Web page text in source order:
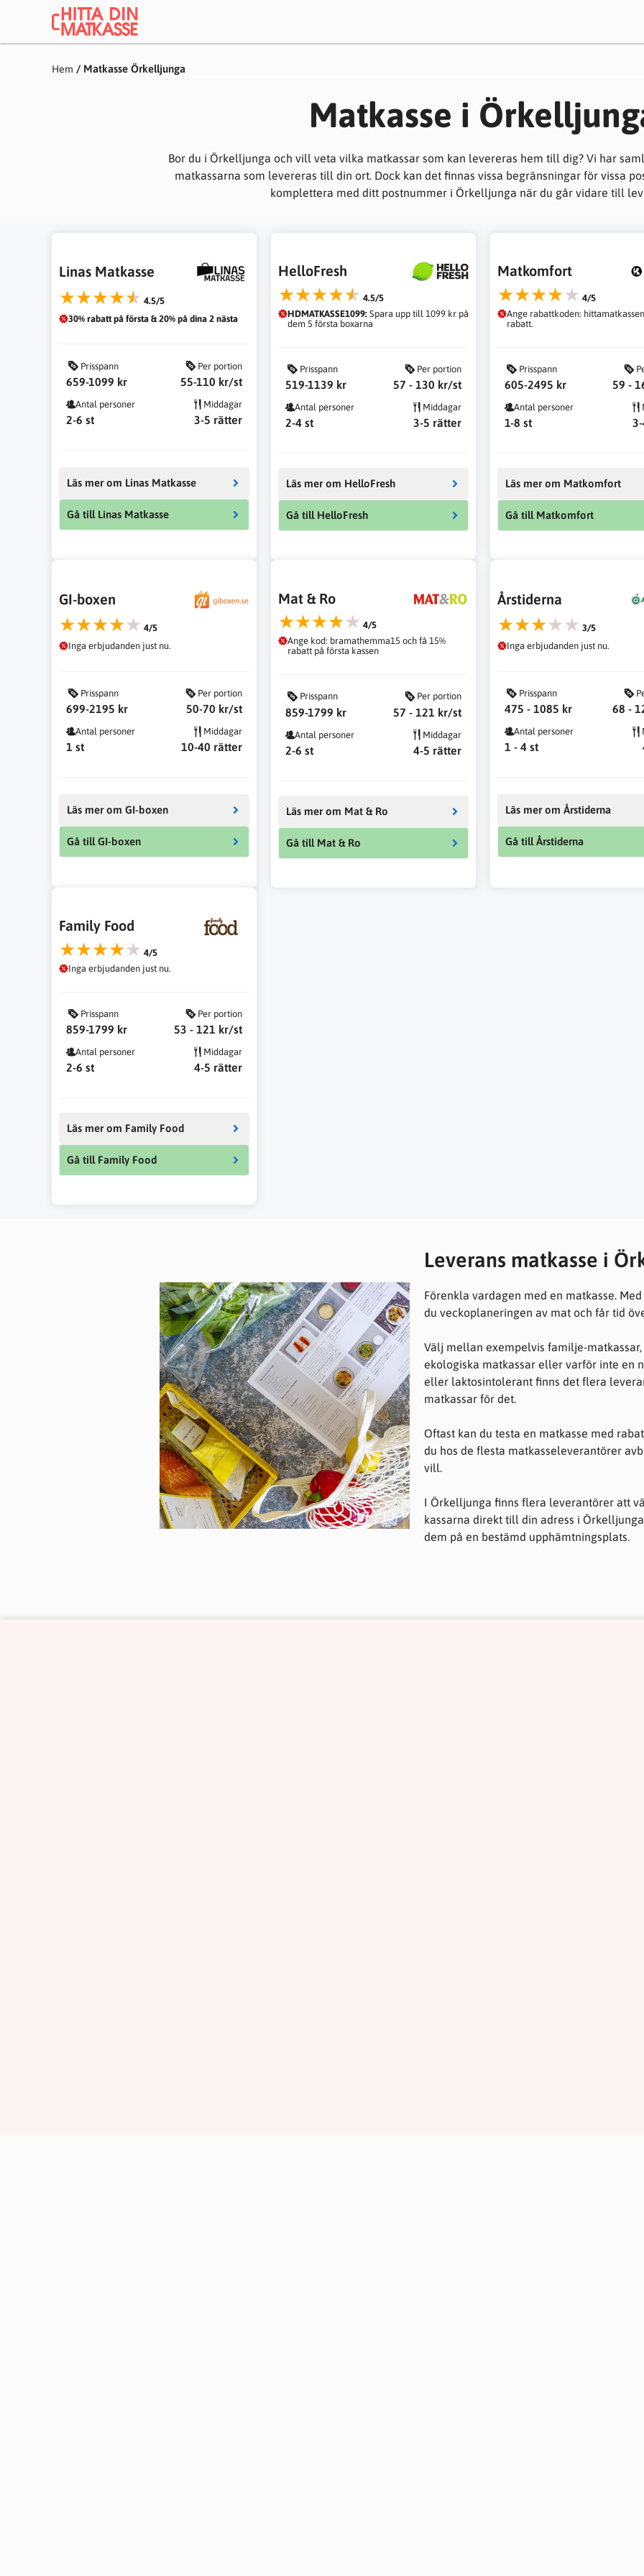
innehåll
Hem / Matkasse Örkelljunga
Matkasse i
Bor du i Örkelljunga och vill veta vilka matkassar som kan levereras hem till dig? Vi har
matkassarna som levereras till din ort. Dock kan det finnas vissa begränsningar för vissa
komplettera med ditt postnummer i Örkelljunga när du går vidare till
Linas Matkasse
★★★★★ 4.5/5
30% rabatt på första & 20% på dina 2 nästa
Prisspann
659-1099 kr
Per portion
55-110 kr/st
Antal personer
2-6 st
Middagar
3-5 rätter
Läs mer om Linas Matkasse
Gå till Linas Matkasse
HelloFresh
★★★★★ 4.5/5
HDMATKASSE1099: Spara upp till 1099 kr på
dem 5 första boxarna
Prisspann
519-1139 kr
Per portion
57 - 130 kr/st
Antal personer
2-4 st
Middagar
3-5 rätter
Läs mer om HelloFresh
Gå till HelloFresh
Matkomfort
★★★★★ 4/5
Ange rabattkoden:
rabatt.
Prisspann
605-2495 kr 59 -
Antal personer
1-8 st
Läs mer om Matkomfort
Gå till Matkomfort
GI-boxen
★★★★★ 4/5
Inga erbjudanden just nu.
Prisspann
699-2195 kr
Per portion
50-70 kr/st
Antal personer
1 st
Middagar
10-40 rätter
Läs mer om GI-boxen
Gå till GI-boxen
Mat & Ro
★★★★★ 4/5
Ange kod: bramathemma15 och få 15%
rabatt på första kassen
Prisspann
859-1799 kr
Per portion
57 - 121 kr/st
Antal personer
2-6 st
Middagar
4-5 rätter
Läs mer om Mat & Ro
Gå till Mat & Ro
Årstiderna
★★★★★ 3/5
Inga erbjudanden just nu.
Prisspann
475 - 1085 kr 68 -
Antal personer
1 - 4 st
Läs mer om Årstiderna
Gå till Årstiderna
Family Food
★★★★★ 4/5
Inga erbjudanden just nu.
Prisspann
859-1799 kr
Per portion
53 - 121 kr/st
Antal personer
2-6 st
Middagar
4-5 rätter
Läs mer om Family Food
Gå till Family Food
Leverans matkasse i
Förenkla vardagen med en matkasse.
du veckoplaneringen av mat och får tid
Välj mellan exempelvis familje-
ekologiska matkassar eller varför inte en
eller laktosintolerant finns det flera
matkassar för det.
Oftast kan du testa en matkasse med
du hos de flesta matkasseleverantörer
vill.
I Örkelljunga finns flera leverantörer att
kassarna direkt till din adress i
dem på en bestämd upphämtningsplats.
Nödvändiga
Dessa kakor
går inte att
behövs för att
taget ska
hemsidans
uppbyggnad,
För att vår
hemsida ska
Om du nekar
kakorna
kommer viss
funktionalitet
hemsidan.
Marknadsföring
surfar ökar du
personligt
anpassat innehåll